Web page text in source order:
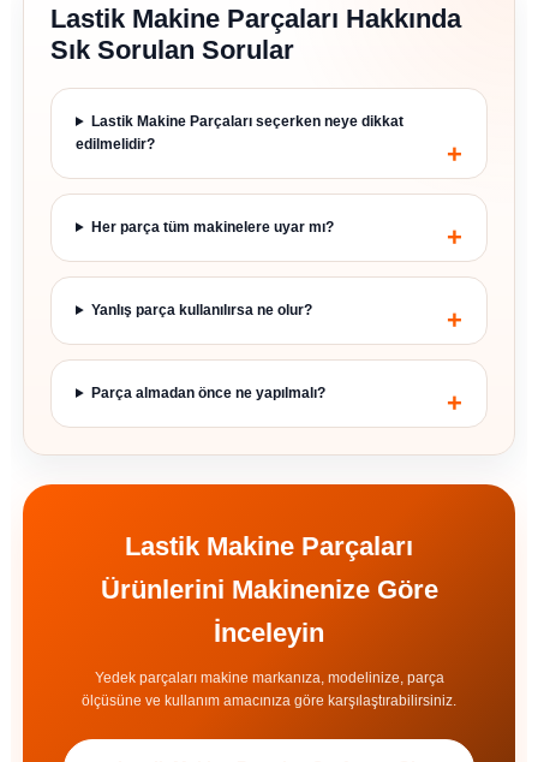
Lastik Makine Parçaları Hakkında
Sık Sorulan Sorular
Lastik Makine Parçaları seçerken neye dikkat
edilmelidir?
Her parça tüm makinelere uyar mı?
Yanlış parça kullanılırsa ne olur?
Parça almadan önce ne yapılmalı?
Lastik Makine Parçaları
Ürünlerini Makinenize Göre
İnceleyin
Yedek parçaları makine markanıza, modelinize, parça
ölçüsüne ve kullanım amacınıza göre karşılaştırabilirsiniz.